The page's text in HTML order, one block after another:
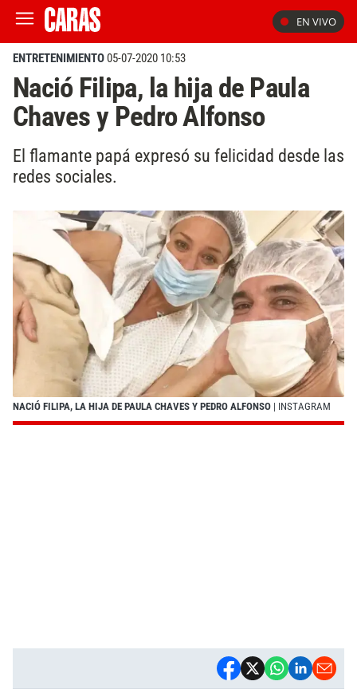
EN VIVO
ENTRETENIMIENTO05-07-2020 10:53
Nació Filipa, la hija de Paula
Chaves y Pedro Alfonso
El flamante papá expresó su felicidad desde las
redes sociales.
NACIÓ FILIPA, LA HIJA DE PAULA CHAVES Y PEDRO ALFONSO | INSTAGRAM